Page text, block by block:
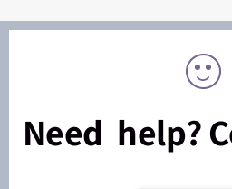
Need help?